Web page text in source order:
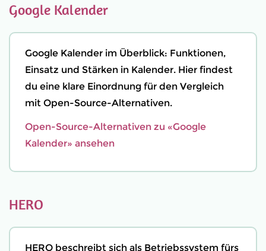
Google Kalender
Google Kalender im Überblick: Funktionen,
Einsatz und Stärken in Kalender. Hier findest
du eine klare Einordnung für den Vergleich
mit Open-Source-Alternativen.
Open-Source-Alternativen zu «Google
Kalender» ansehen
HERO
HERO beschreibt sich als Betriebssystem fürs